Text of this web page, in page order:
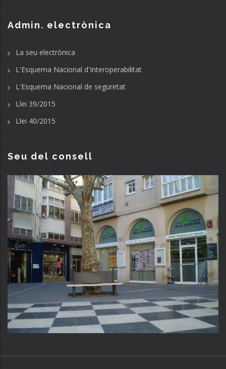
Admin. electrònica
La seu electrònica
L'Esquema Nacional d'Interoperabilitat
L'Esquema Nacional de seguretat
Llei 39/2015
Llei 40/2015
Seu del consell